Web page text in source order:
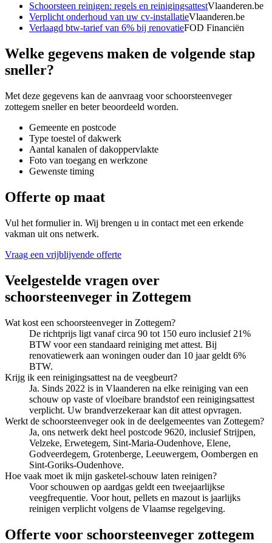
Schoorsteen reinigen: regels en reinigingsattestVlaanderen.be
Verplicht onderhoud van uw cv-installatieVlaanderen.be
Verlaagd btw-tarief van 6% bij renovatieFOD Financiën
Welke gegevens maken de volgende stap
sneller?
Met deze gegevens kan de aanvraag voorschoorsteenveger
zottegem sneller en beter beoordeeld worden.
Gemeente en postcode
Type toestel of dakwerk
Aantal kanalen of dakoppervlakte
Foto van toegang en werkzone
Gewenste timing
Offerte op maat
Vul het formulier in. Wij brengen u in contact met een erkende
vakman uit ons netwerk.
Vraag een vrijblijvende offerte
Veelgestelde vragen over
schoorsteenveger in Zottegem
Wat kost een schoorsteenveger in Zottegem?
De richtprijs ligt vanaf circa 90 tot 150 euro inclusief 21%
BTW voor een standaard reiniging met attest. Bij
renovatiewerk aan woningen ouder dan 10 jaar geldt 6%
BTW.
Krijg ik een reinigingsattest na de veegbeurt?
Ja. Sinds 2022 is in Vlaanderen na elke reiniging van een
schouw op vaste of vloeibare brandstof een reinigingsattest
verplicht. Uw brandverzekeraar kan dit attest opvragen.
Werkt de schoorsteenveger ook in de deelgemeentes van Zottegem?
Ja, ons netwerk dekt heel postcode 9620, inclusief Strijpen,
Velzeke, Erwetegem, Sint-Maria-Oudenhove, Elene,
Godveerdegem, Grotenberge, Leeuwergem, Oombergen en
Sint-Goriks-Oudenhove.
Hoe vaak moet ik mijn gasketel-schouw laten reinigen?
Voor schouwen op aardgas geldt een tweejaarlijkse
veegfrequentie. Voor hout, pellets en mazout is jaarlijks
reinigen verplicht volgens de Vlaamse regelgeving.
Offerte voor schoorsteenveger zottegem